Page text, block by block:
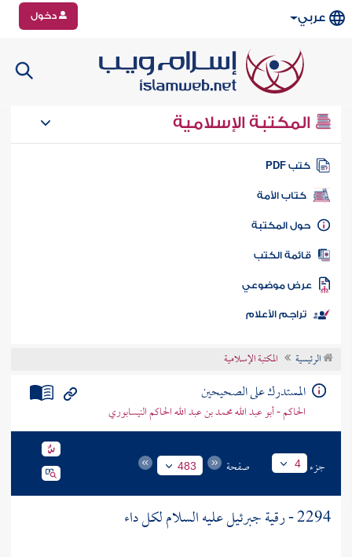
عربي دخول
المكتبة الإسلامية
كتب PDF
كتاب الأمة
المكتبة
الكتب
موضوعي
تراجم الأعلام
الرئيسية المكتبة الإسلامية
المستدرك على الصحيحين
الحاكم - أبو عبد الله محمد بن عبد الله الحاكم النيسابوري
جزء 4 صفحة 483
2294 - رقية جبرئيلعليه السلام لكل داء